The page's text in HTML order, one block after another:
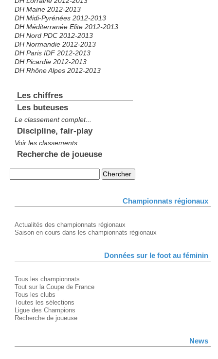
DH Maine 2012-2013
DH Midi-Pyrénées 2012-2013
DH Méditerranée Elite 2012-2013
DH Nord PDC 2012-2013
DH Normandie 2012-2013
DH Paris IDF 2012-2013
DH Picardie 2012-2013
DH Rhône Alpes 2012-2013
Les chiffres
Les buteuses
Le classement complet...
Discipline, fair-play
Voir les classements
Recherche de joueuse
Championnats régionaux
Actualités des championnats régionaux
Saison en cours dans les championnats régionaux
Données sur le foot au féminin
Tous les championnats
Tout sur la Coupe de France
Tous les clubs
Toutes les sélections
Ligue des Champions
Recherche de joueuse
News